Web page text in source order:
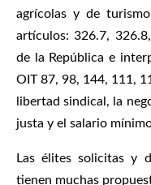
agrícolas y de
artículos: 326.7,
de la República e
OIT 87, 98, 144, 111,
libertad sindical, la
justa y el salario
Las élites solicitas y
tienen muchas